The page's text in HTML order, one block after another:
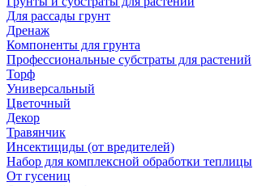
Для рассады грунт
Дренаж
Компоненты для грунта
Профессиональные субстраты для растений
Торф
Универсальный
Цветочный
Декор
Травянчик
Инсектициды (от вредителей)
Набор для комплексной обработки теплицы
От гусениц